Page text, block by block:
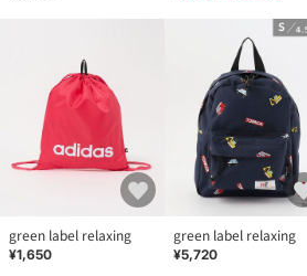
green label relaxing
¥1,650
green label relaxing
¥5,720